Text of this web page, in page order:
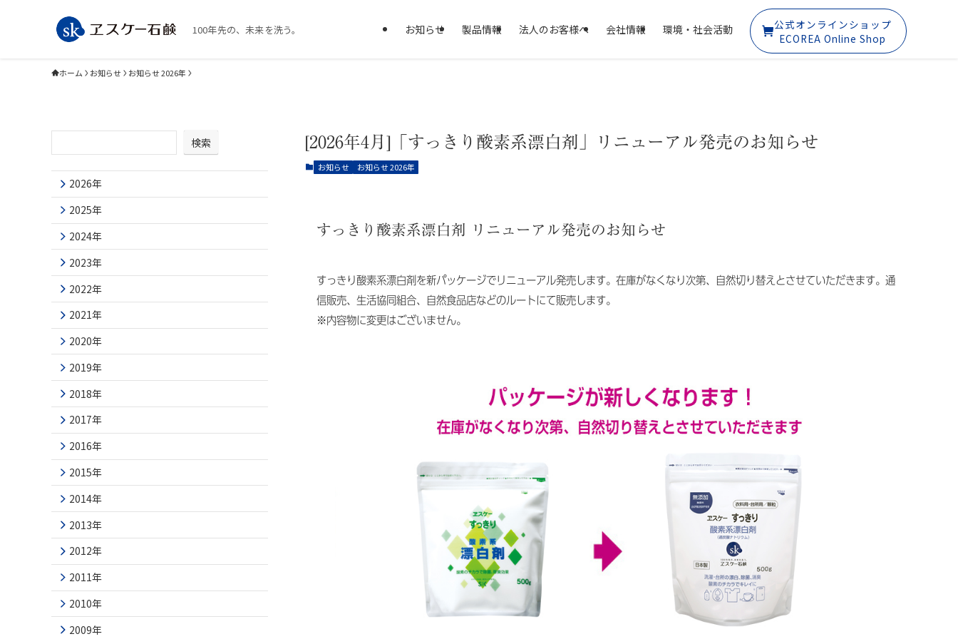
100年先の、未来を洗う。 お知らせ 製品情報 法人のお客様へ 会社情報 環境・社会活動
公式オンラインショップ
ECOREA Online Shop
ホーム お知らせ お知らせ 2026年
[2026年4月]「すっきり酸素系漂白剤」リニューアル発売のお知らせ
お知らせ お知らせ 2026年
すっきり酸素系漂白剤 リニューアル発売のお知らせ
すっきり酸素系漂白剤を新パッケージでリニューアル発売します。在庫がなくなり次第、自然切り替えとさせていただきます。通
信販売、生活協同組合、自然食品店などのルートにて販売します。
※内容物に変更はございません。
検索
2026年
2025年
2024年
2023年
2022年
2021年
2020年
2019年
2018年
2017年
2016年
2015年
2014年
2013年
2012年
2011年
2010年
2009年